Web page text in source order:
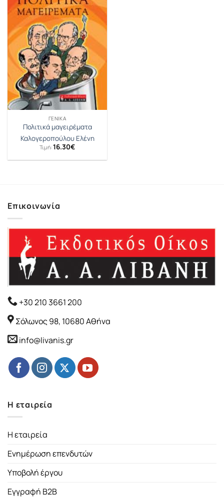
ΓΕΝΙΚΆ
Πολιτικά μαγειρέματα
Καλογεροπούλου Ελένη
Τιμή: 16.30€
Επικοινωνία
+30 210 3661 200
Σόλωνος 98, 10680 Αθήνα
info@livanis.gr
Η εταιρεία
Η εταιρεία
Ενημέρωση επενδυτών
Υποβολή έργου
Εγγραφή B2B